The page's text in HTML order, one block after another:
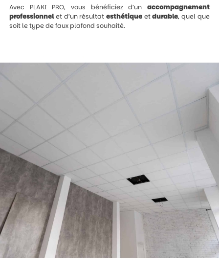
Avec PLAKI PRO, vous bénéficiez d’un accompagnement
professionnelet d’un résultat esthétique etdurable, quel que
soit le type de faux plafond souhaité.